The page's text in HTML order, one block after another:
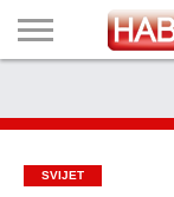
TECH
PROGRAM
PROGNOZA
PUTEVIMA
LISTA
NAMA
SVIJET